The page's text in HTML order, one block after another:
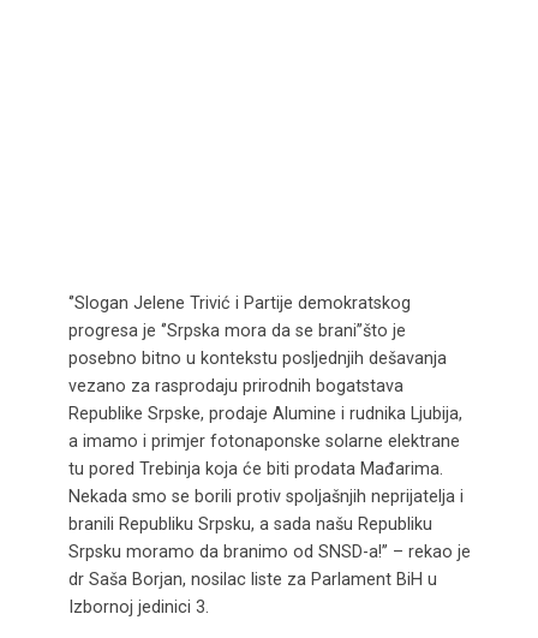
‘’Slogan Jelene Trivić i Partije demokratskog
progresa je ‘’Srpska mora da se brani’’što je
posebno bitno u kontekstu posljednjih dešavanja
vezano za rasprodaju prirodnih bogatstava
Republike Srpske, prodaje Alumine i rudnika Ljubija,
a imamo i primjer fotonaponske solarne elektrane
tu pored Trebinja koja će biti prodata Mađarima.
Nekada smo se borili protiv spoljašnjih neprijatelja i
branili Republiku Srpsku, a sada našu Republiku
Srpsku moramo da branimo od SNSD-a!’’ – rekao je
dr Saša Borjan, nosilac liste za Parlament BiH u
Izbornoj jedinici 3.